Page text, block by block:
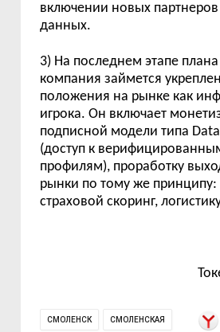
включении новых
данных.
3) На последнем этапе плана
компания займется
положения на рынке как
игрока. Он включает
подписной модели типа
(доступ к
профилям), проработку
рынки по тому же
страховой скоринг,
СМОЛЕНСК СМОЛЕНСКАЯ